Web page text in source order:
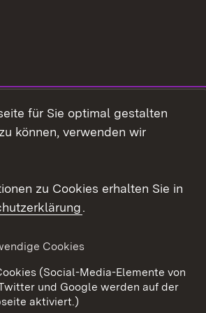
Datenschutz
Cookies
für Sie optimal gestalten
können, verwenden wir
zu Cookies erhalten Sie in
.
Cookies
(Social-Media-Elemente von
und Google werden auf der
aktiviert.)